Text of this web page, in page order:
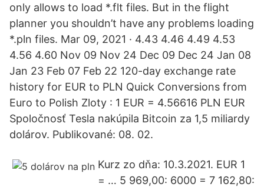
only allows to load *.flt files. But in the flight
planner you shouldn’t have any problems loading
*.pln files. Mar 09, 2021 · 4.43 4.46 4.49 4.53
4.56 4.60 Nov 09 Nov 24 Dec 09 Dec 24 Jan 08
Jan 23 Feb 07 Feb 22 120-day exchange rate
history for EUR to PLN Quick Conversions from
Euro to Polish Zloty : 1 EUR = 4.56616 PLN EUR
Spoločnosť Tesla nakúpila Bitcoin za 1,5 miliardy
dolárov. Publikované: 08. 02.
Kurz zo dňa: 10.3.2021. EUR 1
= … 5 969,00: 6000 = 7 162,80: